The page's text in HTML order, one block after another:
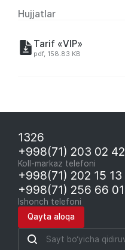
Hujjatlar
Tarif «VIP»
pdf, 158.83 KB
1326
+998(71) 203 02 42
Koll-markaz telefoni
+998(71) 202 15 13
+998(71) 256 66 01
Ishonch telefoni
Qayta aloqa